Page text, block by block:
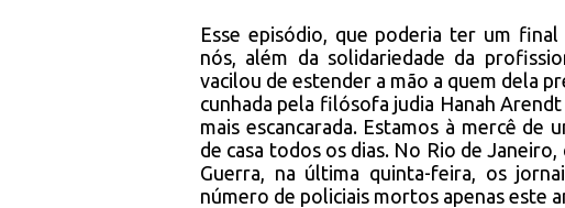
Esse episódio, que poderia ter um
nós, além da solidariedade da
vacilou de estender a mão a quem dela
cunhada pela filósofa judia Hanah
mais escancarada. Estamos à mercê de
de casa todos os dias. No Rio de
Guerra, na última quinta-feira, os
número de policiais mortos apenas este